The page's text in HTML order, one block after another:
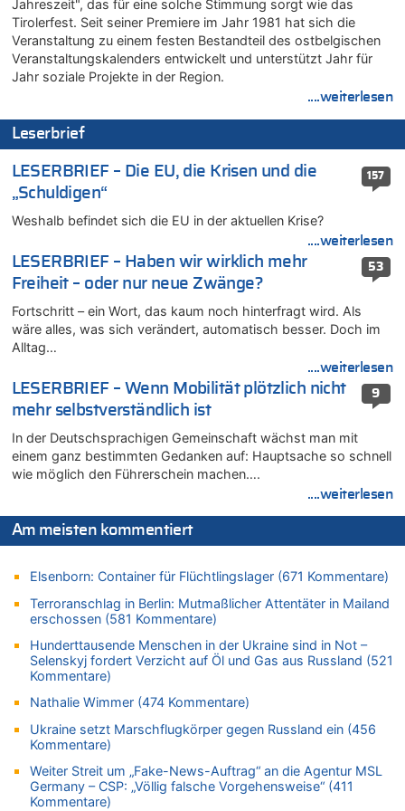
09.08.2026 - 07:40 von SoSo zu
Aachen ab 11. August wieder Mekka des Pferdesports –
Belgien setzt bei Reit-WM auf starke Springreiter
09.08.2026 - 07:00 von Zuhörer zu
Wasserstand des Rheins in NRW so niedrig wie noch nie
09.08.2026 - 01:41 von Hugo Egon Bernhard von Sinnen zu
Drohnen mit Strengstoff? War es Russland?
09.08.2026 - 01:10 von Peter S. zu
Leipzig, Mechernich und die Frage: Wer steckt hinter den
Drohnen mit Strengstoff? War es Russland?
Leipzig, Mechernich und die Frage: Wer steckt hinter den
Drohnen mit Strengstoff? War es Russland?
09.08.2026 - 01:05 von Peter S. zu
Leipzig, Mechernich und die Frage: Wer steckt hinter den
Drohnen mit Strengstoff? War es Russland?
Zweite Hitzewelle in diesem Sommer ist jetzt amtlich
08.08.2026 - 22:47 von Heinz F. zu
Wasserstand des Rheins in NRW so niedrig wie noch nie
08.08.2026 - 22:39 von Hugo Egon Bernhard von Sinnen zu
Politischer Eklat bei der Gedenkfeier in Marcinelle – Meloni:
08.08.2026 - 22:23 von Marcel Scholzen Eimerscheid zu
Politischer Eklat bei der Gedenkfeier in Marcinelle – Meloni:
08.08.2026 - 22:12 von Hugo Egon Bernhard von Sinnen zu
08.08.2026 - 22:09 von Frage zu
Leipzig, Mechernich und die Frage: Wer steckt hinter den
Drohnen mit Strengstoff? War es Russland?
08.08.2026 - 22:07 von Shari zu
Belgier knackt Jackpot bei Lotterie EuroMillions und gewinnt
08.08.2026 - 21:46 von Frage zu
Drohnen mit Strengstoff? War es Russland?
08.08.2026 - 21:33 von Frage zu
Jahreszeit", das für eine solche Stimmung sorgt wie das
Tirolerfest. Seit seiner Premiere im Jahr 1981 hat sich die
Veranstaltung zu einem festen Bestandteil des ostbelgischen
Veranstaltungskalenders entwickelt und unterstützt Jahr für
Jahr soziale Projekte in der Region.
....weiterlesen
Leserbrief
157
LESERBRIEF – Die EU, die Krisen und die
„Schuldigen“
Weshalb befindet sich die EU in der aktuellen Krise?
....weiterlesen
53
LESERBRIEF – Haben wir wirklich mehr
Freiheit – oder nur neue Zwänge?
Fortschritt – ein Wort, das kaum noch hinterfragt wird. Als
wäre alles, was sich verändert, automatisch besser. Doch im
Alltag…
....weiterlesen
9
LESERBRIEF – Wenn Mobilität plötzlich nicht
mehr selbstverständlich ist
In der Deutschsprachigen Gemeinschaft wächst man mit
einem ganz bestimmten Gedanken auf: Hauptsache so schnell
wie möglich den Führerschein machen….
....weiterlesen
Am meisten kommentiert
Elsenborn: Container für Flüchtlingslager (671 Kommentare)
Terroranschlag in Berlin: Mutmaßlicher Attentäter in Mailand
erschossen (581 Kommentare)
Hunderttausende Menschen in der Ukraine sind in Not –
Selenskyj fordert Verzicht auf Öl und Gas aus Russland (521
Kommentare)
Nathalie Wimmer (474 Kommentare)
Ukraine setzt Marschflugkörper gegen Russland ein (456
Kommentare)
Weiter Streit um „Fake-News-Auftrag“ an die Agentur MSL
Germany – CSP: „Völlig falsche Vorgehensweise“ (411
Kommentare)